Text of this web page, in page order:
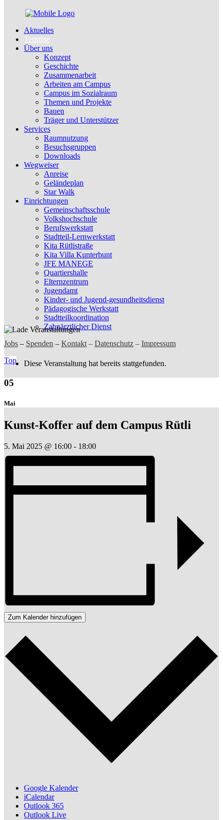
Aktuelles
Termine
Über uns
Konzept
Geschichte
Zusammenarbeit
Arbeiten am Campus
Campus im Sozialraum
Themen und Projekte
Bauen
Träger und Unterstützer
Services
Raumnutzung
Besuchsgruppen
Downloads
Wegweiser
Anreise
Geländeplan
Star Walk
Einrichtungen
Gemeinschaftsschule
Volkshochschule
Berufswerkstatt
Stadtteil-Lernwerkstatt
Kita Rütlistraße
Kita Villa Kunterbunt
JFE MANEGE
Quartiershalle
Elternzentrum
Jugendamt
Kinder- und Jugend-gesundheitsdienst
Pädagogische Werkstatt
Stadtteilkoordination
Zahnärztlicher Dienst
Jobs – Spenden – Kontakt – Datenschutz – Impressum
Top
Diese Veranstaltung hat bereits stattgefunden.
05
Mai
Kunst-Koffer auf dem Campus Rütli
5. Mai 2025 @ 16:00 - 18:00
Zum Kalender hinzufügen
Google Kalender
iCalendar
Outlook 365
Outlook Live